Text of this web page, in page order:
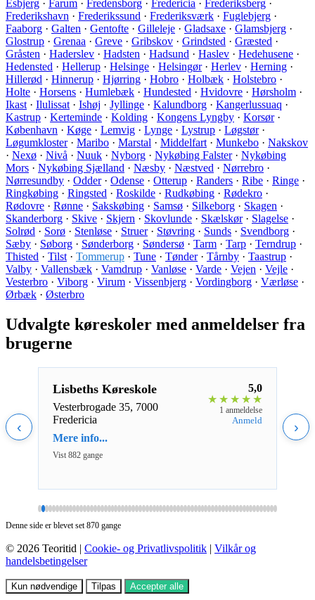
Esbjerg · Farum · Fredensborg · Fredericia · Frederiksberg ·
Frederikshavn · Frederikssund · Frederiksværk · Fuglebjerg ·
Faaborg · Galten · Gentofte · Gilleleje · Gladsaxe · Glamsbjerg ·
Glostrup · Grenaa · Greve · Gribskov · Grindsted · Græsted ·
Gråsten · Haderslev · Hadsten · Hadsund · Haslev · Hedehusene ·
Hedensted · Hellerup · Helsinge · Helsingør· Herlev · Herning ·
Hillerød · Hinnerup · Hjørring · Hobro · Holbæk · Holstebro ·
Holte · Horsens · Humlebæk · Hundested · Hvidovre · Hørsholm ·
Ikast · Ilulissat · Ishøj · Jyllinge · Kalundborg · Kangerlussuaq ·
Kastrup · Kerteminde · Kolding · Kongens Lyngby · Korsør·
København · Køge · Lemvig · Lynge · Lystrup · Løgstør·
Løgumkloster· Maribo · Marstal · Middelfart · Munkebo · Nakskov
· Nexø · Nivå · Nuuk · Nyborg · Nykøbing Falster· Nykøbing
Mors · Nykøbing Sjælland · Næsby · Næstved · Nørrebro ·
Nørresundby · Odder· Odense · Otterup · Randers · Ribe · Ringe ·
Ringkøbing · Ringsted · Roskilde · Rudkøbing · Rødekro ·
Rødovre · Rønne · Sakskøbing · Samsø · Silkeborg · Skagen ·
Skanderborg · Skive · Skjern · Skovlunde · Skælskør· Slagelse ·
Solrød · Sorø · Stenløse · Struer· Støvring · Sunds · Svendborg ·
Sæby · Søborg · Sønderborg · Søndersø · Tarm · Tarp · Terndrup ·
Thisted · Tilst · Tommerup · Tune · Tønder· Tårnby · Taastrup ·
Valby · Vallensbæk · Vamdrup · Vanløse · Varde · Vejen · Vejle ·
Vesterbro · Viborg · Virum · Vissenbjerg · Vordingborg · Værløse ·
Ørbæk · Østerbro
Udvalgte køreskoler med anmeldelser fra
brugerne
‹
Lisbeths Køreskole
Vesterbrogade 35, 7000
Fredericia
Mere info...
Vist 882 gange
5,0
★ ★ ★ ★ ★
1 anmeldelse
Anmeld ›
Denne side er blevet set 870 gange
© 2026 Teoritid | Cookie- og Privatlivspolitik | Vilkår og
handelsbetingelser
Kun nødvendige Tilpas Accepter alle